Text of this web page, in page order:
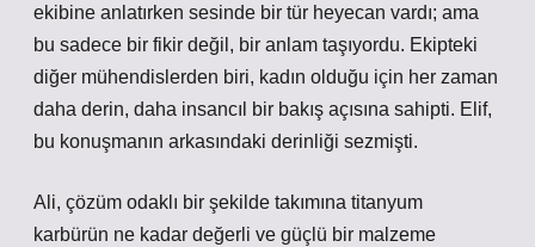
ekibine anlatırken sesinde bir tür heyecan vardı; ama
bu sadece bir fikir değil, bir anlam taşıyordu. Ekipteki
diğer mühendislerden biri, kadın olduğu için her zaman
daha derin, daha insancıl bir bakış açısına sahipti. Elif,
bu konuşmanın arkasındaki derinliği sezmişti.
Ali, çözüm odaklı bir şekilde takımına titanyum
karbürün ne kadar değerli ve güçlü bir malzeme